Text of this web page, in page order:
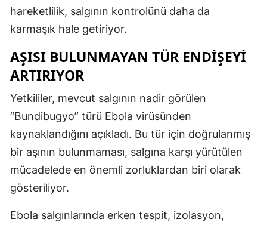
hareketlilik, salgının kontrolünü daha da
karmaşık hale getiriyor.
AŞISI BULUNMAYAN TÜR ENDIŞEYI
ARTIRIYOR
Yetkililer, mevcut salgının nadir görülen
“Bundibugyo” türü Ebola virüsünden
kaynaklandığını açıkladı. Bu tür için doğrulanmış
bir aşının bulunmaması, salgına karşı yürütülen
mücadelede en önemli zorluklardan biri olarak
gösteriliyor.
Ebola salgınlarında erken tespit, izolasyon,